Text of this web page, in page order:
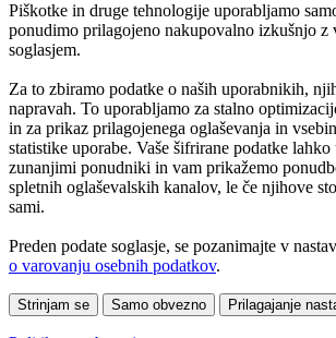
Piškotke in druge tehnologije uporabljamo
ponudimo prilagojeno nakupovalno izkušnjo z
soglasjem.
Za to zbiramo podatke o naših uporabnikih,
napravah. To uporabljamo za stalno
in za prikaz prilagojenega oglaševanja in
statistike uporabe. Vaše šifrirane podatke
zunanjimi ponudniki in vam prikažemo
spletnih oglaševalskih kanalov, le če njihove
sami.
Preden podate soglasje, se pozanimajte v
o varovanju osebnih podatkov.
Strinjam se Samo obvezno Prilagajanje